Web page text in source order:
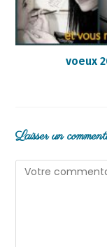
voeux
Laisser un